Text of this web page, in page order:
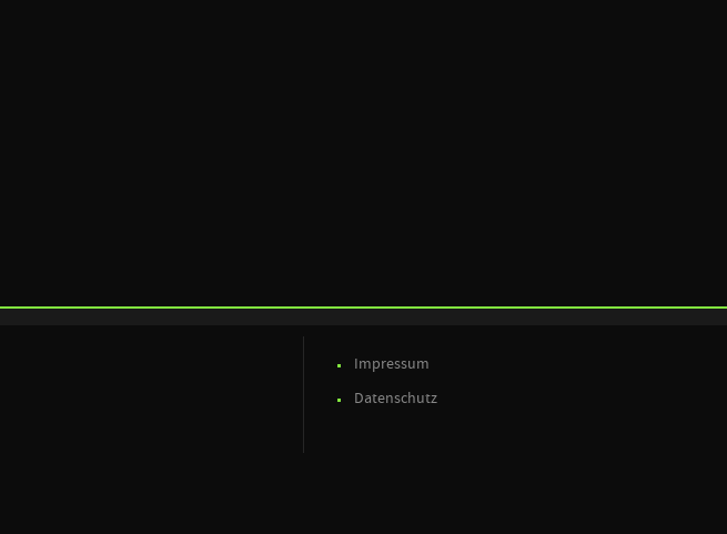
Impressum
Datenschutz